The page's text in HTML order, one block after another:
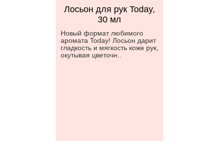
Лосьон для рук Today,
30 мл
Новый формат любимого
аромата Today! Лосьон дарит
гладкость и мягкость коже рук,
окутывая цветочн..